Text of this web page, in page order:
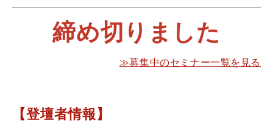
締め切りました
≫募集中のセミナー一覧を見る
【登壇者情報】